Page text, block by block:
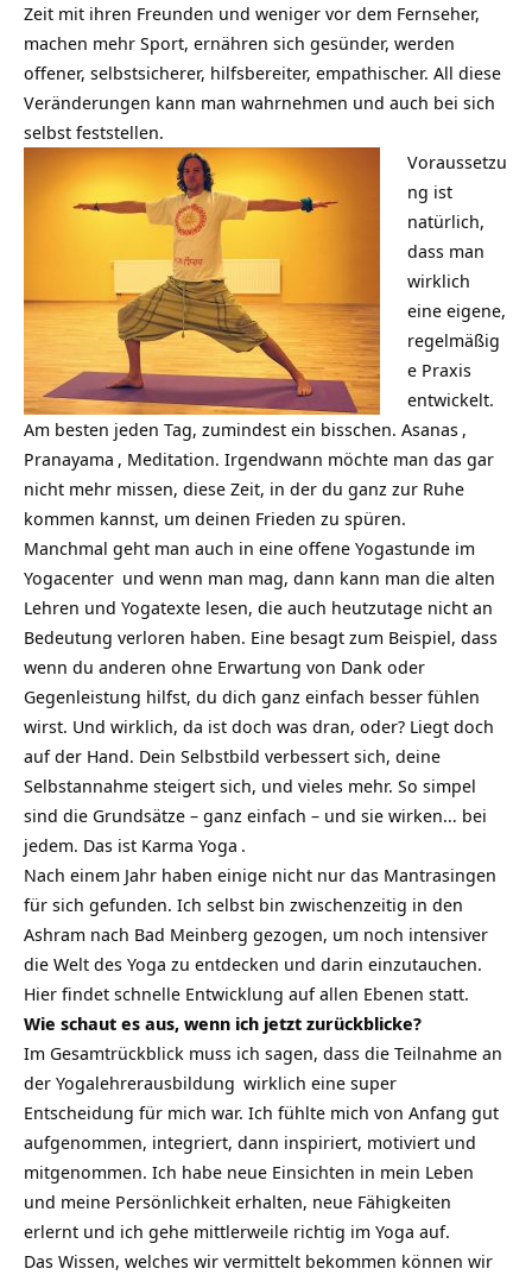
Zeit mit ihren Freunden und weniger vor dem Fernseher,
machen mehr Sport, ernähren sich gesünder, werden
offener, selbstsicherer, hilfsbereiter, empathischer. All diese
Veränderungen kann man wahrnehmen und auch bei sich
selbst feststellen.
Voraussetzu
ng ist
natürlich,
dass man
wirklich
eine eigene,
regelmäßig
e Praxis
entwickelt.
Am besten jeden Tag, zumindest ein bisschen. Asanas ,
Pranayama , Meditation. Irgendwann möchte man das gar
nicht mehr missen, diese Zeit, in der du ganz zur Ruhe
kommen kannst, um deinen Frieden zu spüren.
Manchmal geht man auch in eine offene Yogastunde im
Yogacenter und wenn man mag, dann kann man die alten
Lehren und Yogatexte lesen, die auch heutzutage nicht an
Bedeutung verloren haben. Eine besagt zum Beispiel, dass
wenn du anderen ohne Erwartung von Dank oder
Gegenleistung hilfst, du dich ganz einfach besser fühlen
wirst. Und wirklich, da ist doch was dran, oder? Liegt doch
auf der Hand. Dein Selbstbild verbessert sich, deine
Selbstannahme steigert sich, und vieles mehr. So simpel
sind die Grundsätze – ganz einfach – und sie wirken… bei
jedem. Das ist Karma Yoga .
Nach einem Jahr haben einige nicht nur das Mantrasingen
für sich gefunden. Ich selbst bin zwischenzeitig in den
Ashram nach Bad Meinberg gezogen, um noch intensiver
die Welt des Yoga zu entdecken und darin einzutauchen.
Hier findet schnelle Entwicklung auf allen Ebenen statt.
Wie schaut es aus, wenn ich jetzt zurückblicke?
Im Gesamtrückblick muss ich sagen, dass die Teilnahme an
der Yogalehrerausbildung wirklich eine super
Entscheidung für mich war. Ich fühlte mich von Anfang gut
aufgenommen, integriert, dann inspiriert, motiviert und
mitgenommen. Ich habe neue Einsichten in mein Leben
und meine Persönlichkeit erhalten, neue Fähigkeiten
erlernt und ich gehe mittlerweile richtig im Yoga auf.
Das Wissen, welches wir vermittelt bekommen können wir